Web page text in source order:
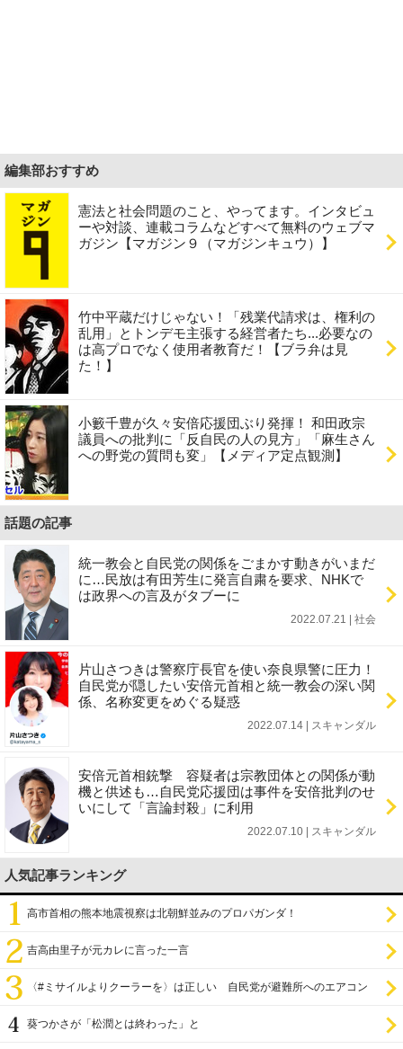
編集部おすすめ
憲法と社会問題のこと、やってます。インタビュ
ーや対談、連載コラムなどすべて無料のウェブマ
ガジン【マガジン９（マガジンキュウ）】
竹中平蔵だけじゃない！「残業代請求は、権利の
乱用」とトンデモ主張する経営者たち...必要なの
は高プロでなく使用者教育だ！【ブラ弁は見
た！】
小籔千豊が久々安倍応援団ぶり発揮！ 和田政宗
議員への批判に「反自民の人の見方」「麻生さん
への野党の質問も変」【メディア定点観測】
話題の記事
統一教会と自民党の関係をごまかす動きがいまだ
に…民放は有田芳生に発言自粛を要求、NHKで
は政界への言及がタブーに
2022.07.21 | 社会
片山さつきは警察庁長官を使い奈良県警に圧力！
自民党が隠したい安倍元首相と統一教会の深い関
係、名称変更をめぐる疑惑
2022.07.14 | スキャンダル
安倍元首相銃撃 容疑者は宗教団体との関係が動
機と供述も…自民党応援団は事件を安倍批判のせ
いにして「言論封殺」に利用
2022.07.10 | スキャンダル
人気記事ランキング
高市首相の熊本地震視察は北朝鮮並みのプロパガンダ！
吉高由里子が元カレに言った一言
〈#ミサイルよりクーラーを〉は正しい 自民党が避難所へのエアコン
葵つかさが「松潤とは終わった」と